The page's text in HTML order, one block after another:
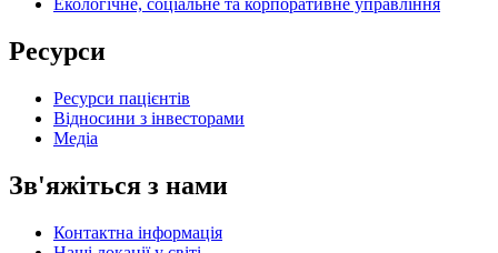
Екологічне, соціальне та корпоративне управління
Ресурси
Ресурси пацієнтів
Відносини з інвесторами
Медіа
Зв'яжіться з нами
Контактна інформація